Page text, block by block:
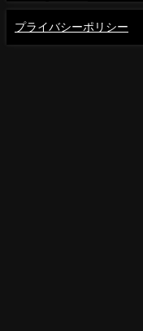
プライバシーポリシー